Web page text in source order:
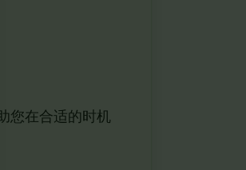
您在合适的时机